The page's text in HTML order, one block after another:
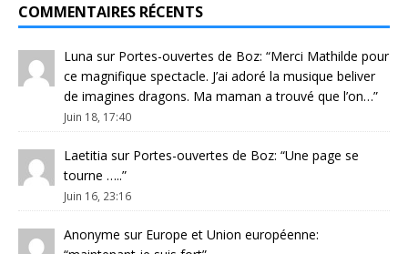
COMMENTAIRES RÉCENTS
Luna sur Portes-ouvertes de Boz: “Merci Mathilde pour
ce magnifique spectacle. J’ai adoré la musique beliver
de imagines dragons. Ma maman a trouvé que l’on…”
Juin 18, 17:40
Laetitia sur Portes-ouvertes de Boz: “Une page se
tourne …..”
Juin 16, 23:16
Anonyme sur Europe et Union européenne: